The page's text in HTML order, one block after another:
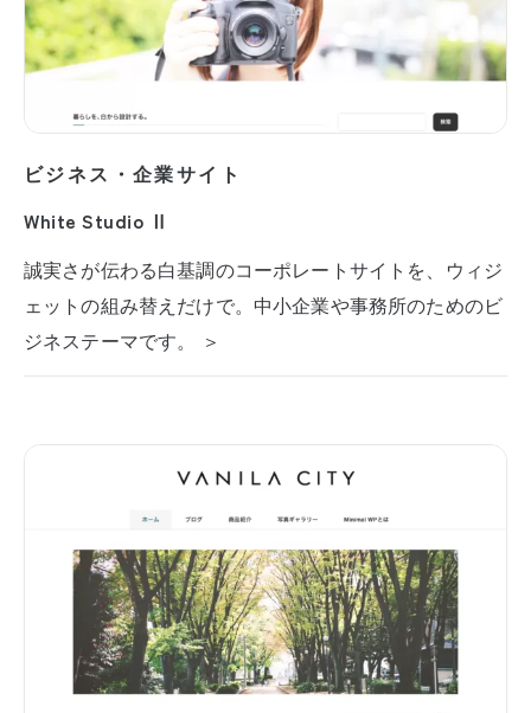
ビジネス・企業サイト
White Studio Ⅱ
誠実さが伝わる白基調のコーポレートサイトを、ウィジ
ェットの組み替えだけで。中小企業や事務所のためのビ
ジネステーマです。 ＞